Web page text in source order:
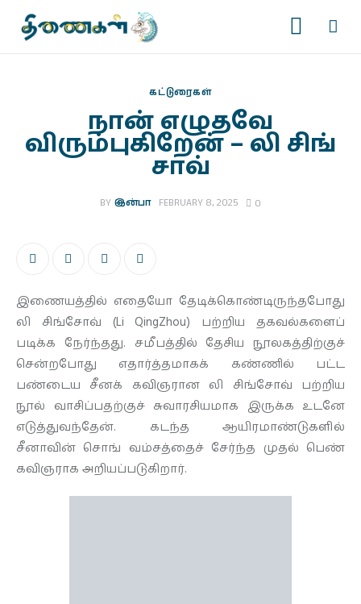
முகப்பு
காணொளிகள்
ஆசிரியர் பக்கம்
தொடர்புக்கு
கட்டுரைகள்
நான் எழுதவே
விரும்புகிறேன் – லி சிங்
சாவ்
BY இன்பா FEBRUARY 8, 2025 0
இணையத்தில் எதையோ தேடிக்கொண்டிருந்தபோது
லி சிங்சோவ் (Li QingZhou) பற்றிய தகவல்களைப்
படிக்க நேர்ந்தது. சமீபத்தில் தேசிய நூலகத்திற்குச்
சென்றபோது எதார்த்தமாகக் கண்ணில் பட்ட
பண்டைய சீனக் கவிஞரான லி சிங்சோவ் பற்றிய
நூல் வாசிப்பதற்குச் சுவாரசியமாக இருக்க உடனே
எடுத்துவந்தேன். கடந்த ஆயிரமாண்டுகளில்
சீனாவின் சொங் வம்சத்தைச் சேர்ந்த முதல் பெண்
கவிஞராக அறியப்படுகிறார்.